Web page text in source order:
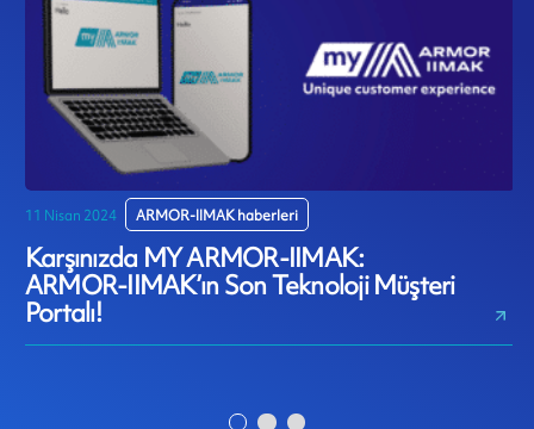
11 Nisan 2024 ARMOR-IIMAK haberleri
Karşınızda MY ARMOR-IIMAK:
ARMOR-IIMAK’ın Son Teknoloji Müşteri
Portalı!